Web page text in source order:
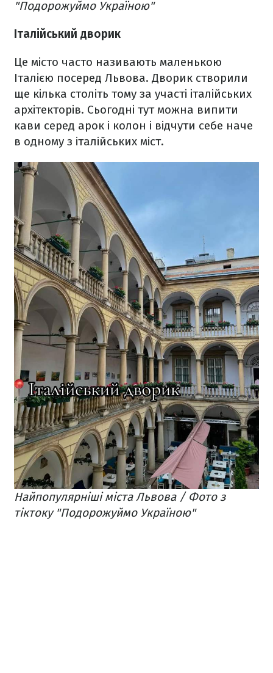
"Подорожуймо Україною"
Італійський дворик
Це місто часто називають маленькою
Італією посеред Львова. Дворик створили
ще кілька століть тому за участі італійських
архітекторів. Сьогодні тут можна випити
кави серед арок і колон і відчути себе наче
в одному з італійських міст.
Найпопулярніші міста Львова / Фото з
тіктоку "Подорожуймо Україною"